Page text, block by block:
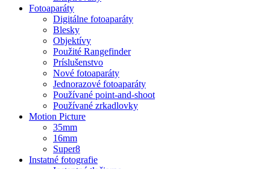
Fotoaparáty
Digitálne fotoaparáty
Blesky
Objektívy
Použité Rangefinder
Príslušenstvo
Nové fotoaparáty
Jednorazové fotoaparáty
Používané point-and-shoot
Používané zrkadlovky
Motion Picture
35mm
16mm
Super8
Instatné fotografie